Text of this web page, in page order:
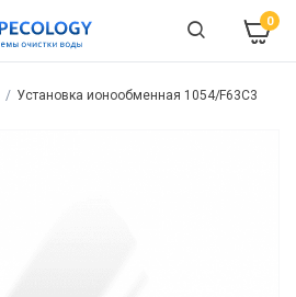
0
Установка ионообменная 1054/F63C3